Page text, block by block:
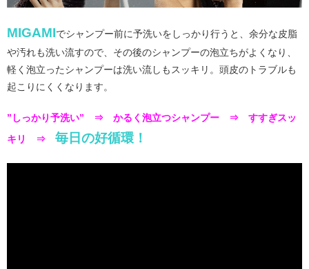
MIGAMIでシャンプー前に予洗いをしっかり行うと、余分な皮脂
や汚れも洗い流すので、その後のシャンプーの泡立ちがよくなり、
軽く泡立ったシャンプーは洗い流しもスッキリ。頭皮のトラブルも
起こりにくくなります。
”しっかり予洗い” ⇒ かるく泡立つシャンプー ⇒ すすぎスッ
キリ ⇒
毎日の好循環！